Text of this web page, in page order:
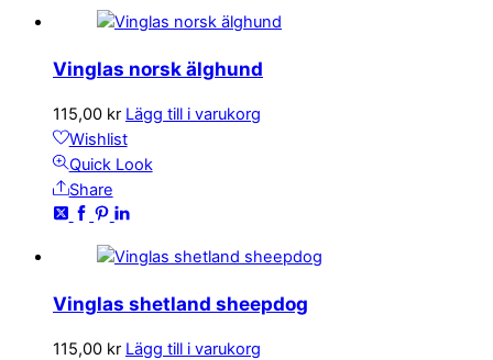
Vinglas norsk älghund
115,00 kr Lägg till i varukorg
Wishlist
Quick Look
Share
Vinglas shetland sheepdog
115,00 kr Lägg till i varukorg